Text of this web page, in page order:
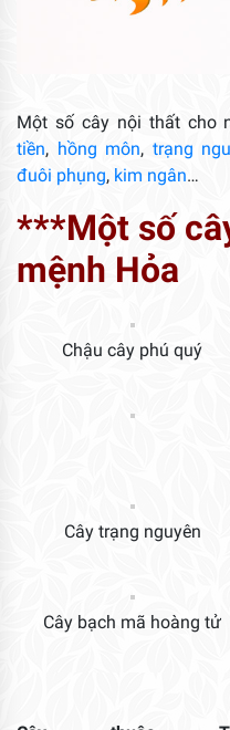
Một số cây nội thất cho
tiền, hồng môn, trạng
đuôi phụng, kim ngân…
***Một số
mệnh Hỏa
Chậu cây phú quý
Cây trạng nguyên
Cây bạch mã hoàng tử